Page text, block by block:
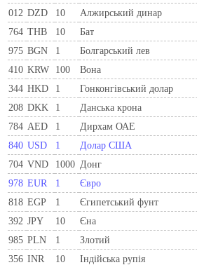
012 DZD 10 Алжирський динар
764 THB 10 Бат
975 BGN 1 Болгарський лев
410 KRW 100 Вона
344 HKD 1 Гонконгівський долар
208 DKK 1 Данська крона
784 AED 1 Дирхам ОАЕ
840 USD 1 Долар США
704 VND 1000 Донг
978 EUR 1 Євро
818 EGP 1 Єгипетський фунт
392 JPY 10 Єна
985 PLN 1 Злотий
356 INR 10 Індійська рупія